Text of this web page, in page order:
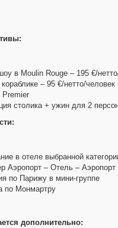
в Moulin Rouge – 195 €/
– 95 €/нетто/
Premier
столика + ужин для 2
в отеле выбранной
Аэропорт – Отель – Аэропорт
по Парижу в мини-группе
по Монмартру
дополнительно: